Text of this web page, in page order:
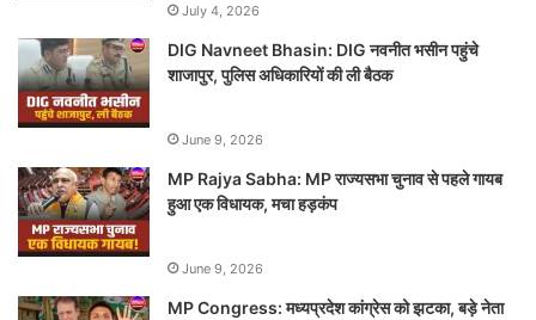
July 4, 2026
DIG Navneet Bhasin: DIG नवनीत भसीन पहुंचे
शाजापुर, पुलिस अधिकारियों की ली बैठक
June 9, 2026
MP Rajya Sabha: MP राज्यसभा चुनाव से पहले गायब
हुआ एक विधायक, मचा हड़कंप
June 9, 2026
MP Congress: मध्यप्रदेश कांग्रेस को झटका, बड़े नेता